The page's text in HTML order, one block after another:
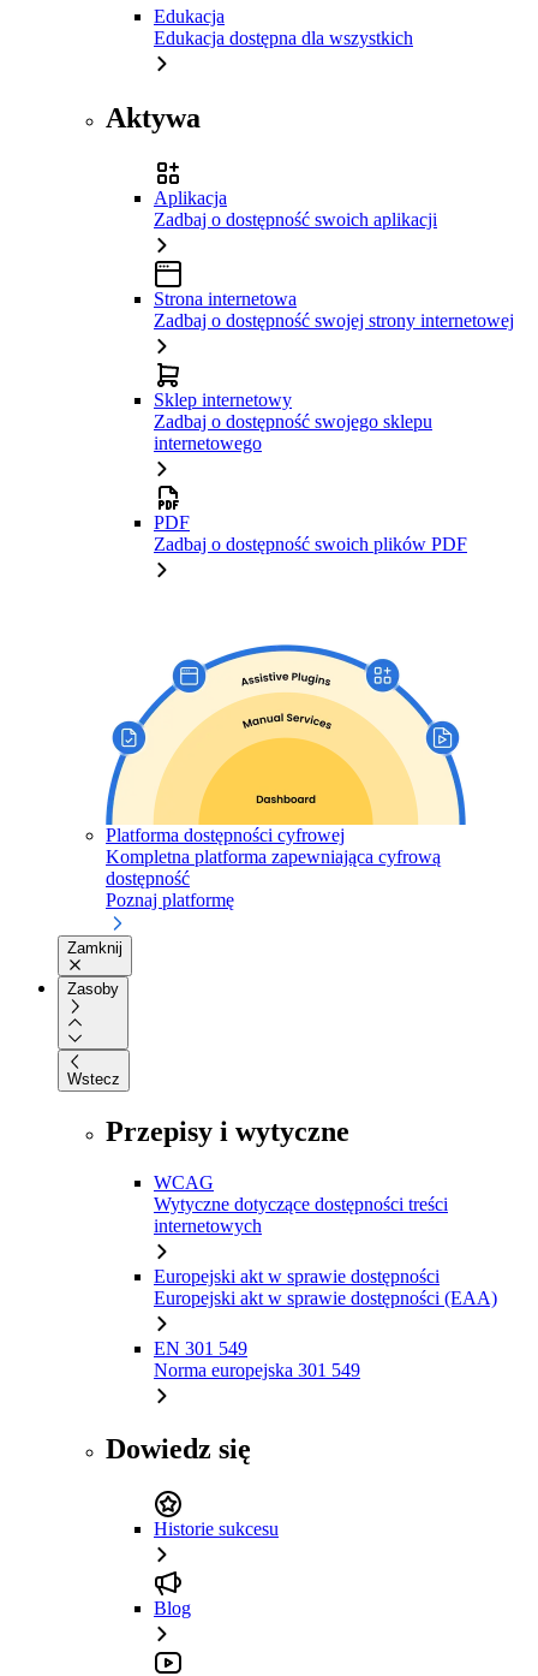
Edukacja
Edukacja dostępna dla wszystkich
Aktywa
Aplikacja
Zadbaj o dostępność swoich aplikacji
Strona internetowa
Zadbaj o dostępność swojej strony internetowej
Sklep internetowy
Zadbaj o dostępność swojego sklepu
internetowego
PDF
Zadbaj o dostępność swoich plików PDF
Platforma dostępności cyfrowej
Kompletna platforma zapewniająca cyfrową
dostępność
Poznaj platformę
Zamknij
Zasoby
Wstecz
Przepisy i wytyczne
WCAG
Wytyczne dotyczące dostępności treści
internetowych
Europejski akt w sprawie dostępności
Europejski akt w sprawie dostępności (EAA)
EN 301 549
Norma europejska 301 549
Dowiedz się
Historie sukcesu
Blog